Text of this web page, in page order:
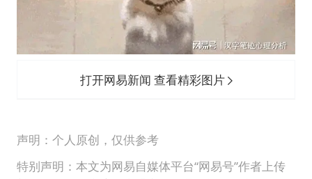
打开网易新闻 查看精彩图片
声明：个人原创，仅供参考
特别声明：本文为网易自媒体平台“网易号”作者上传